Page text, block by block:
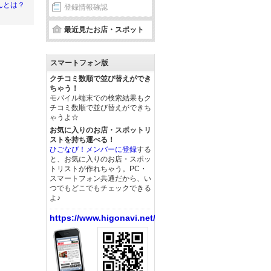
とは？ 登録情報確認
最近見たお店・スポット
スマートフォン版
クチコミ数順で並び替えができ
ちゃう！
モバイル端末での検索結果もク
チコミ数順で並び替えができち
ゃうよ☆
お気に入りのお店・スポットリ
ストを持ち運べる！
ひごなび！メンバーに登録する
と、お気に入りのお店・スポッ
トリストが作れちゃう。PC・
スマートフォン共通だから、い
つでもどこでもチェックできる
よ♪
https://www.higonavi.net/